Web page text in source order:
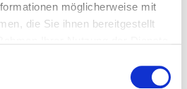
möglicherweise mit
die Sie ihnen bereitgestellt